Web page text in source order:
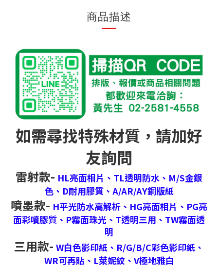
商品描述
如需尋找特殊材質，請加好
友詢問
雷射款- HL亮面相片、 TL透明防水、 M/S金銀
色、 D耐用膠質、 A/AR/AY銅版紙
噴墨款- H平光防水高解析、 HG亮面相片、 PG亮
面彩噴膠質、 P霧面珠光、 T透明三用、 TW霧面透
明
三用款- W白色影印紙、 R/G/B/C彩色影印紙、
WR可再貼、 L萊妮紋、 V極地雅白